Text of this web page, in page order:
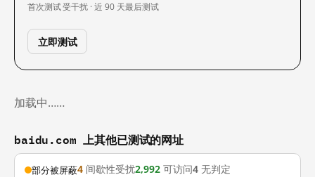
首次测试受干扰 · 近 90 天最后测试
立即测试
加载中……
baidu.com 上其他已测试的网址
部分被屏蔽4 间歇性受扰2,992 可访问4 无判定